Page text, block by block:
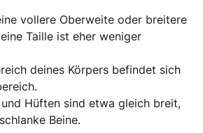
vollere Oberweite oder breitere
Taille ist eher weniger
deines Körpers befindet sich
Hüften sind etwa gleich breit,
Beine.